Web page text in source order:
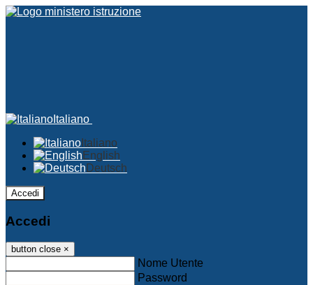
Italiano
Italiano
English
Deutsch
Accedi
Accedi
button close ×
Nome Utente
Password